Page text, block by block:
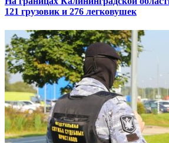
121 грузовик и 276 легковушек